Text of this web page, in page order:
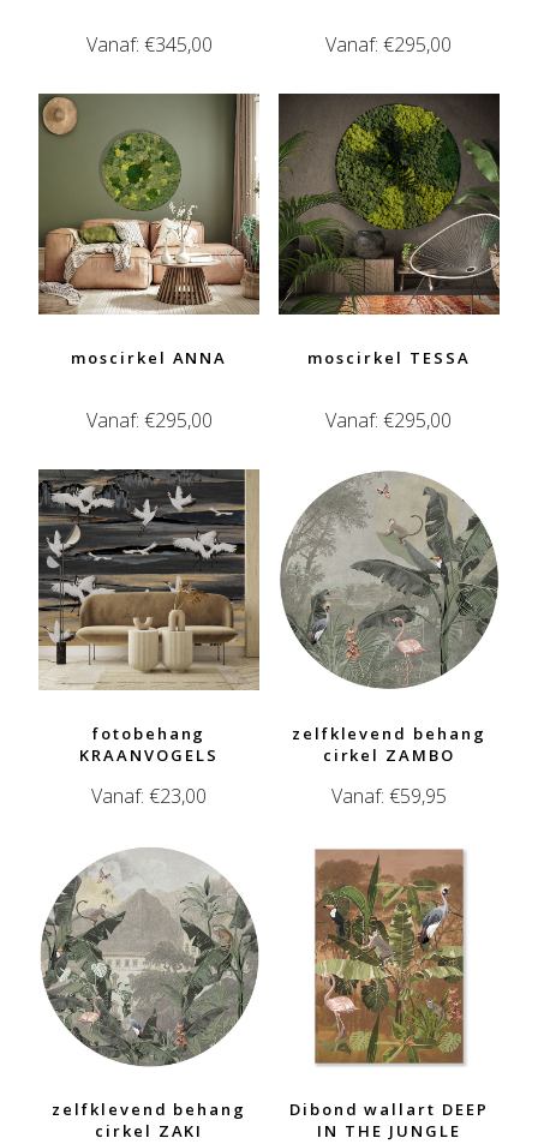
Vanaf: €345,00 Vanaf:€295,00
moscirkel ANNA
Vanaf: €295,00
moscirkel TESSA
Vanaf:€295,00
fotobehang
KRAANVOGELS
Vanaf:€23,00
zelfklevend behang
cirkel ZAMBO
Vanaf: €59,95
zelfklevend behang
cirkel ZAKI
Dibond wallart DEEP
IN THE JUNGLE